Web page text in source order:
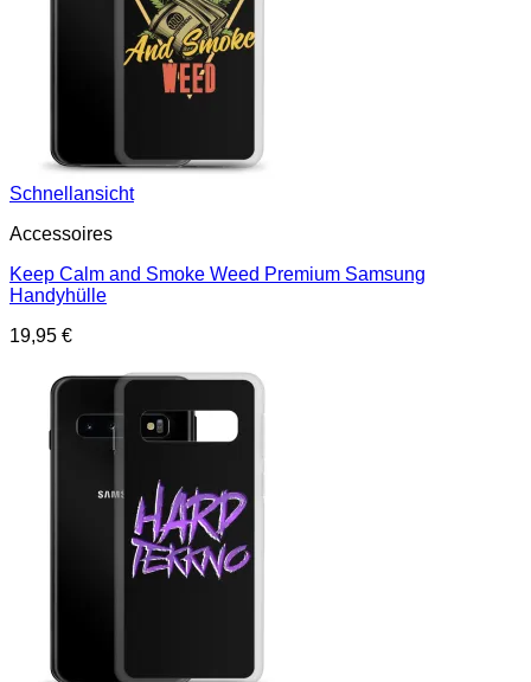
Schnellansicht
Accessoires
Keep Calm and Smoke Weed Premium Samsung
Handyhülle
19,95 €